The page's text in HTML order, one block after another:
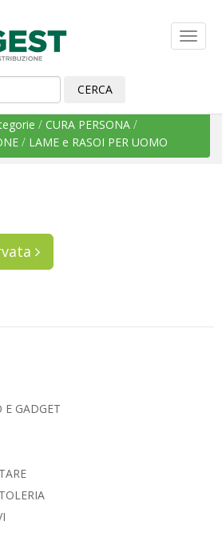
/ CURA PERSONA /
/ LAME e RASOI PER UOMO
E GADGET